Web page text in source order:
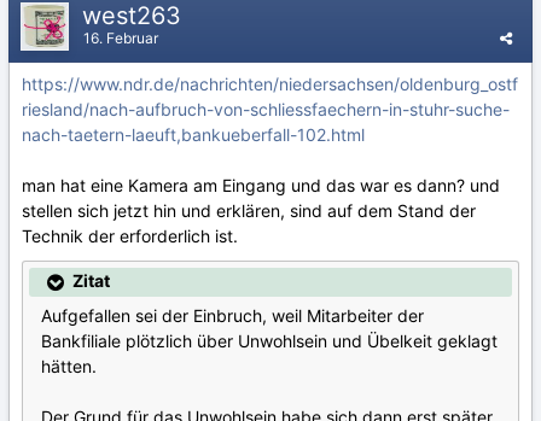
west263
16. Februar
https://www.ndr.de/nachrichten/niedersachsen/oldenburg_ostf
riesland/nach-aufbruch-von-schliessfaechern-in-stuhr-suche-
nach-taetern-laeuft,bankueberfall-102.html
man hat eine Kamera am Eingang und das war es dann? und
stellen sich jetzt hin und erklären, sind auf dem Stand der
Technik der erforderlich ist.
Zitat
Aufgefallen sei der Einbruch, weil Mitarbeiter der
Bankfiliale plötzlich über Unwohlsein und Übelkeit geklagt
hätten.